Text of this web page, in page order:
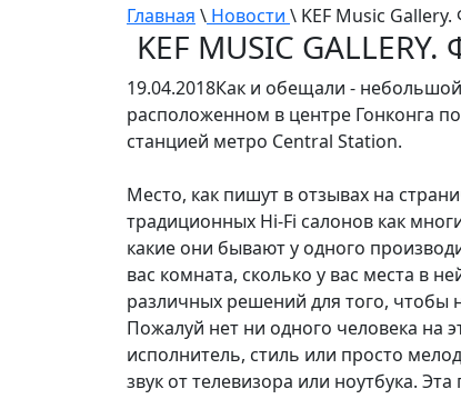
Главная \ Новости \ KEF Music
KEF MUSIC
19.04.2018Как и обещали -
расположенном в центре Гонконга
станцией метро Central Station.
Место, как пишут в отзывах на
традиционных Hi-Fi салонов как
какие они бывают у одного
вас комната, сколько у вас места в
различных решений для того, чтобы
Пожалуй нет ни одного человека на
исполнитель, стиль или просто
звук от телевизора или ноутбука.